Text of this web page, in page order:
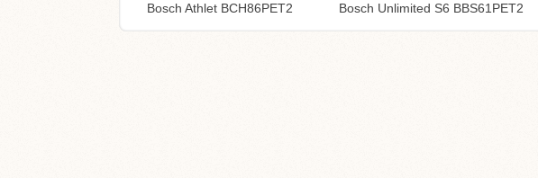
Bosch Athlet BCH86PET2 Bosch Unlimited S6 BBS61PET2